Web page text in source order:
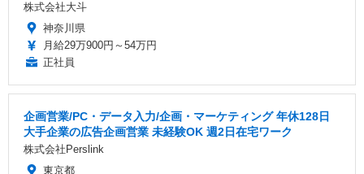
株式会社大斗
神奈川県
月給29万900円～54万円
正社員
企画営業/PC・データ入力/企画・マーケティング 年休128日
大手企業の広告企画営業 未経験OK 週2日在宅ワーク
株式会社Perslink
東京都